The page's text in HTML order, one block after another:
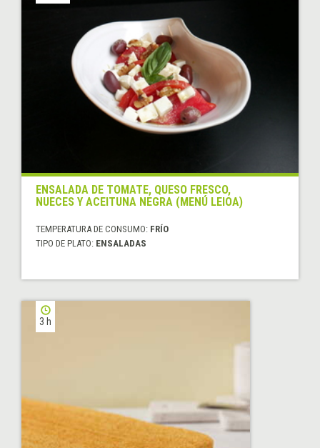
ENSALADA DE TOMATE, QUESO FRESCO,
NUECES Y ACEITUNA NEGRA (MENÚ LEIOA)
TEMPERATURA DE CONSUMO: FRÍO
TIPO DE PLATO: ENSALADAS
3 h